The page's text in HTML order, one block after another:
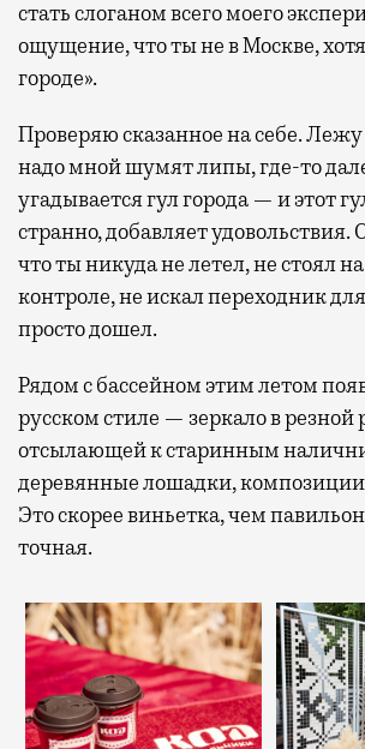
стать слоганом всего моего
ощущение, что ты не в Москве,
городе».
Проверяю сказанное на себе.
надо мной шумят липы, где-то
угадывается гул города — и этот
странно, добавляет
что ты никуда не летел, не стоял
контроле, не искал переходник
просто дошел.
Рядом с бассейном этим летом
русском стиле — зеркало в резной
отсылающей к старинным
деревянные лошадки, композиции
Это скорее виньетка, чем
точная.